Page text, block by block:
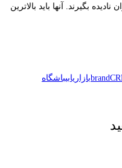
بگیرند. آنها باید بالاترین
brandبازاریابیباشگاه